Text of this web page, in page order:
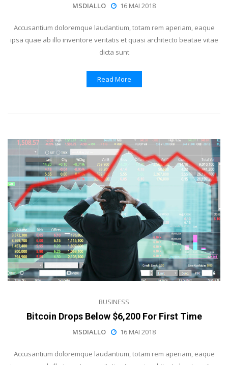
MSDIALLO 16 MAI 2018
Accusantium doloremque laudantium, totam rem aperiam, eaque
ipsa quae ab illo inventore veritatis et quasi architecto beatae vitae
dicta sunt
Read More
BUSINESS
Bitcoin Drops Below $6,200 For First Time
MSDIALLO 16 MAI 2018
Accusantium doloremque laudantium, totam rem aperiam, eaque